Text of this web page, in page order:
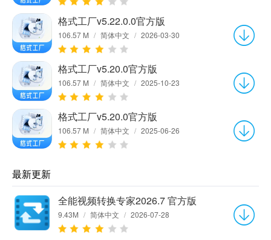
格式工厂v5.22.0.0官方版
106.57 M / 简体中文 / 2026-03-30
格式工厂v5.20.0官方版
106.57 M / 简体中文 / 2025-10-23
格式工厂v5.20.0官方版
106.57 M / 简体中文 / 2025-06-26
最新更新
全能视频转换专家2026.7 官方版
9.43M / 简体中文 / 2026-07-28